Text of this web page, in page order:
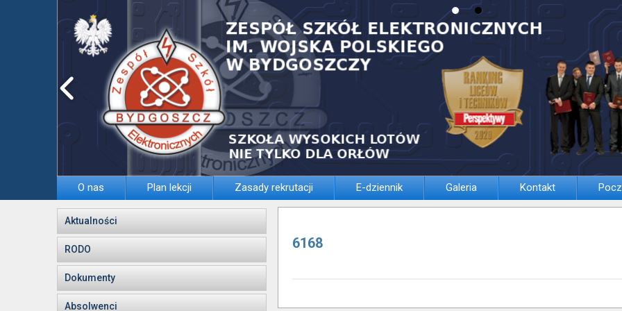
O nas Plan lekcji Zasady rekrutacji E-dziennik Galeria Kontakt
Aktualności
RODO
Dokumenty
Absolwenci
6168